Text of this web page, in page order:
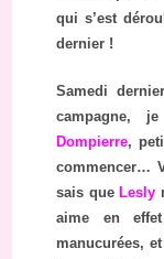
qui s’est
dernier !
Samedi
campagne,
Dompierre,
commencer…
sais que Lesly
aime en
manucurées,